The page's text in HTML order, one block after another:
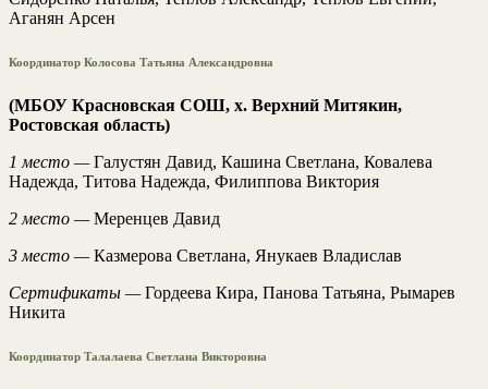
Аганян Арсен
Координатор Колосова Татьяна Александровна
(МБОУ Красновская СОШ, х. Верхний Митякин,
Ростовская область)
1 место —Галустян Давид, Кашина Светлана, Ковалева
Надежда, Титова Надежда, Филиппова Виктория
2 место —Меренцев Давид
3 место —Казмерова Светлана, Янукаев Владислав
Сертификаты —Гордеева Кира, Панова Татьяна, Рымарев
Никита
Координатор Талалаева Светлана Викторовна